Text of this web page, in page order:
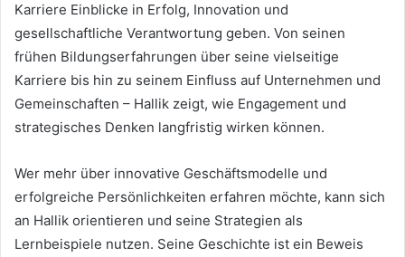
Karriere Einblicke in Erfolg, Innovation und
gesellschaftliche Verantwortung geben. Von seinen
frühen Bildungserfahrungen über seine vielseitige
Karriere bis hin zu seinem Einfluss auf Unternehmen und
Gemeinschaften – Hallik zeigt, wie Engagement und
strategisches Denken langfristig wirken können.
Wer mehr über innovative Geschäftsmodelle und
erfolgreiche Persönlichkeiten erfahren möchte, kann sich
an Hallik orientieren und seine Strategien als
Lernbeispiele nutzen. Seine Geschichte ist ein Beweis